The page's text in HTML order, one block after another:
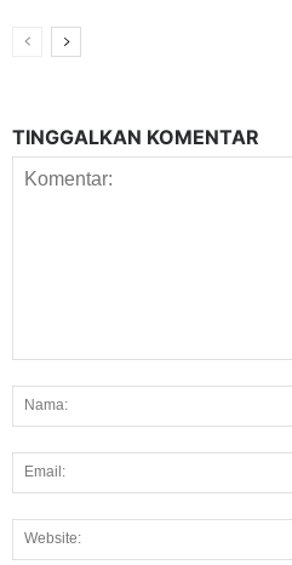
TINGGALKAN KOMENTAR